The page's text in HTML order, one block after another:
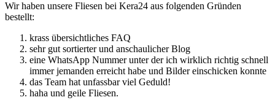
Wir haben unsere Fliesen bei Kera24 aus folgenden Gründen
bestellt:
krass übersichtliches FAQ
sehr gut sortierter und anschaulicher Blog
eine WhatsApp Nummer unter der ich wirklich richtig schnell
immer jemanden erreicht habe und Bilder einschicken konnte
das Team hat unfassbar viel Geduld!
haha und geile Fliesen.